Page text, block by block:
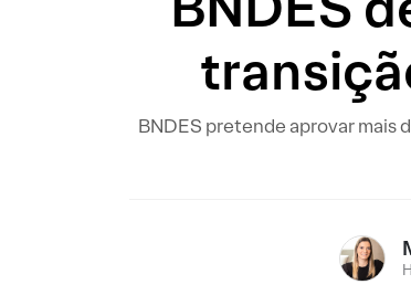
BNDES pretende aprovar mais